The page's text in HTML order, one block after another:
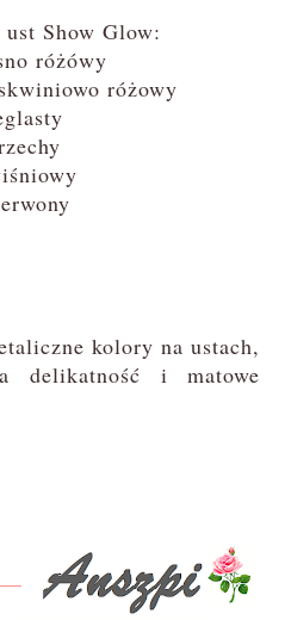
Show Glow:
różówy
różowy
kolory na ustach,
delikatność i matowe